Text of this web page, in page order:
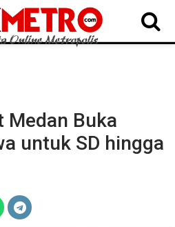
SAMOSIR TAPUT BATUBARA DELISERDANG
Medan Buka
untuk SD hingga